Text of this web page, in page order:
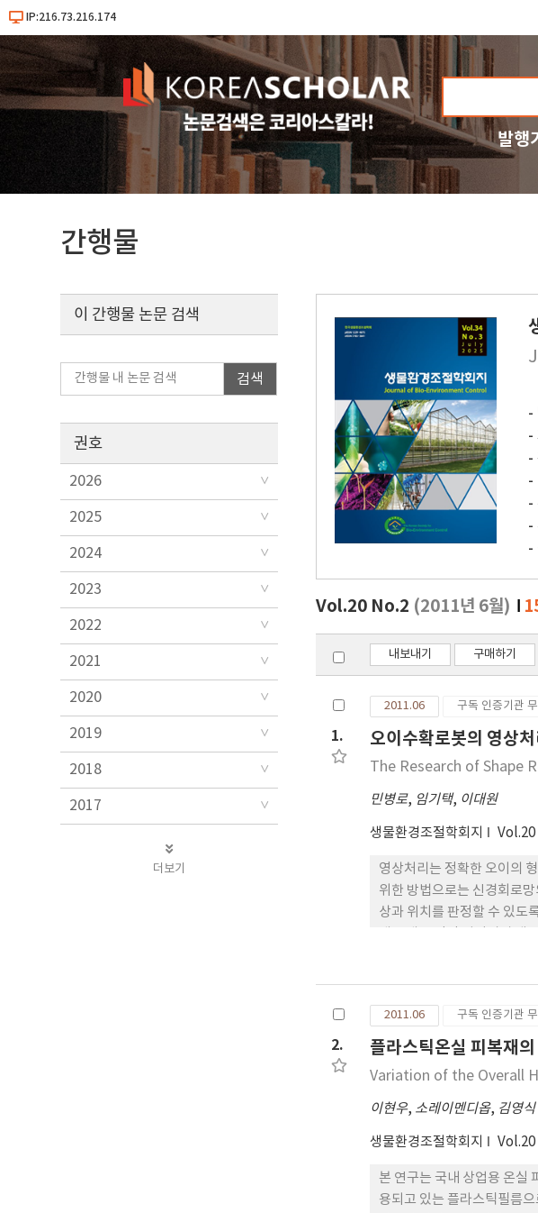
IP:216.73.216.174
발행
간행물
이 간행물 논문 검색
검색
권호
2026
2025
2024
2023
2022
2021
2020
2019
2018
2017
더보기
Vol.20 No.2 (2011년 6월)
내보내기 구매하기
1.
2011.06 구독 인증기관
오이수확로봇의 영상
The Research of Shape
민병로, 임기택, 이대원
생물환경조절학회지
영상처리는 정확한 오이의
위한 방법으로는 신경회로
상과 위치를 판정할 수 있도
12.5%로 나타났다. 이는
출력패턴 중에서, 오검출된
인식할 수 있도록 알고리즘
2.
2011.06 구독 인증기관
플라스틱온실 피복재
Variation of the Overall
이현우, 소레이멘디옵, 김영식
생물환경조절학회지
본 연구는 국내 상업용 온실
용되고 있는 플라스틱필름